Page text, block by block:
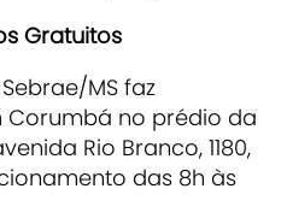
Gratuitos
MS faz
no prédio da
Rio Branco, 1180,
das 8h às